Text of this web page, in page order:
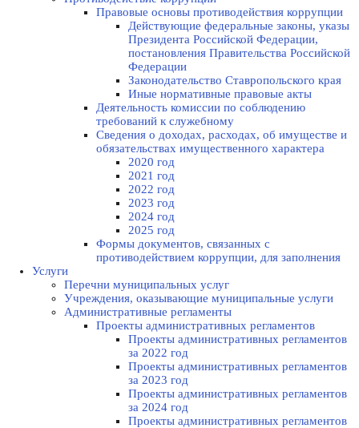
Правовые основы противодействия коррупции
Действующие федеральные законы, указы
Президента Российской Федерации,
постановления Правительства Российской
Федерации
Законодательство Ставропольского края
Иные нормативные правовые акты
Деятельность комиссии по соблюдению
требований к служебному
Сведения о доходах, расходах, об имуществе и
обязательствах имущественного характера
2020 год
2021 год
2022 год
2023 год
2024 год
2025 год
Формы документов, связанных с
противодействием коррупции, для заполнения
Услуги
Перечни муниципальных услуг
Учреждения, оказывающие муниципальные услуги
Административные регламенты
Проекты административных регламентов
Проекты административных регламентов
за 2022 год
Проекты административных регламентов
за 2023 год
Проекты административных регламентов
за 2024 год
Проекты административных регламентов